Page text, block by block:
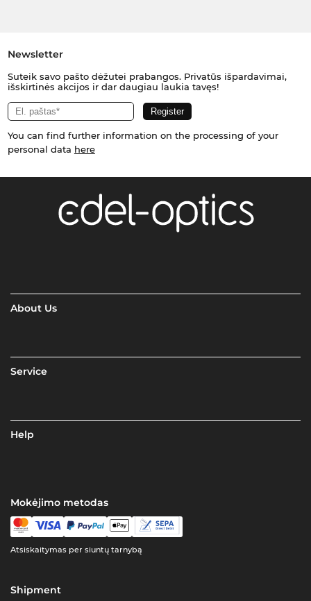
Newsletter
Suteik savo pašto dėžutei prabangos. Privatūs išpardavimai,
išskirtinės akcijos ir dar daugiau laukia tavęs!
You can find further information on the processing of your
personal data here
About Us
Service
Help
Mokėjimo metodas
Atsiskaitymas per siuntų tarnybą
Shipment